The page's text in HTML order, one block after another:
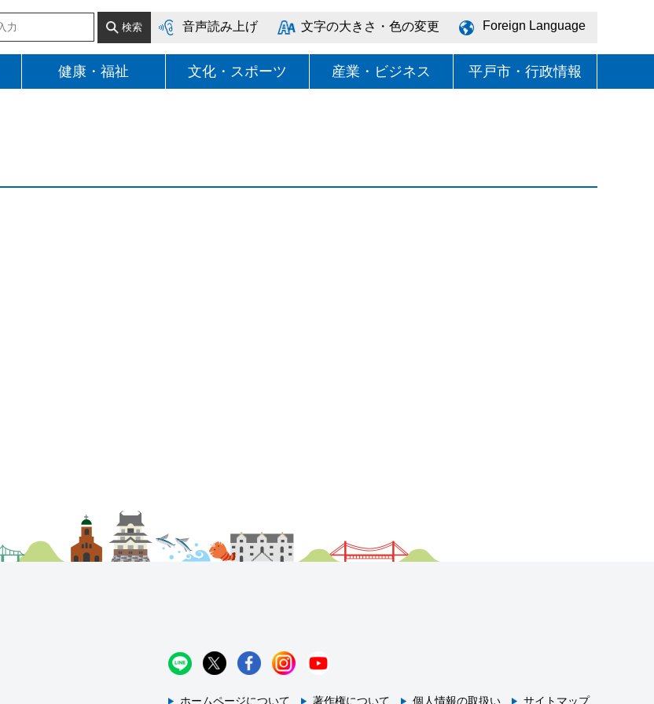
音声読み上げ 文字の大きさ・色の変更 Foreign Language
健康・福祉 文化・スポーツ 産業・ビジネス 平戸市・行政情報
ホームページについて 著作権について 個人情報の取扱い サイトマップ